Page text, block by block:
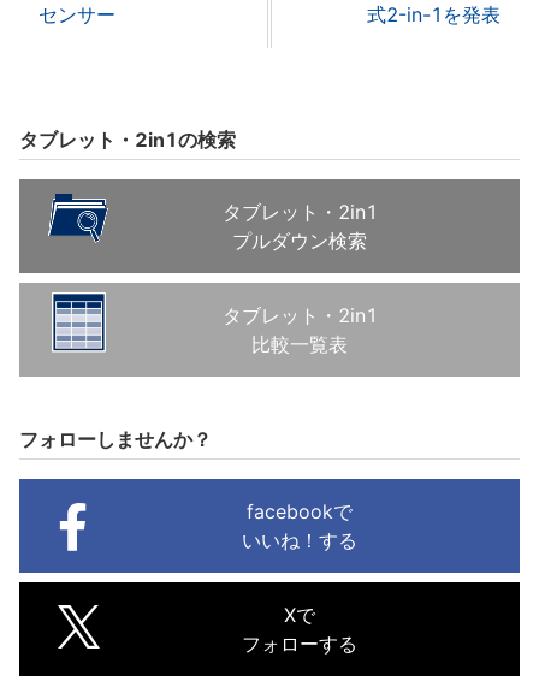
センサー
式2-in-1を発表
タブレット・2in1の検索
タブレット・2in1
プルダウン検索
タブレット・2in1
比較一覧表
フォローしませんか？
facebookで
いいね！する
Xで
フォローする